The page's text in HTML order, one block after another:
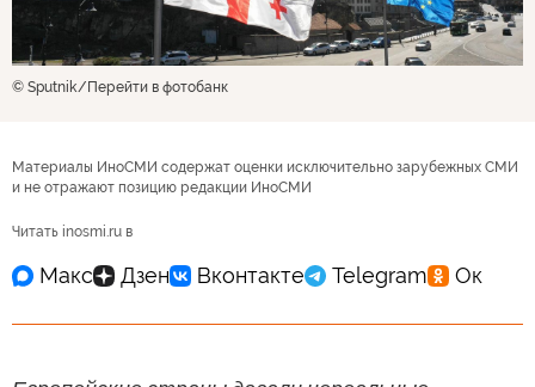
© Sputnik Перейти в фотобанк
Материалы ИноСМИ содержат оценки исключительно зарубежных СМИ
и не отражают позицию редакции ИноСМИ
Читать inosmi.ru в